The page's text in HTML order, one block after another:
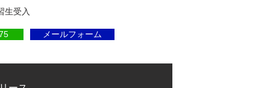
生受入
メールフォーム